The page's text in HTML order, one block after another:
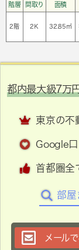
階層 間取り 面積
2階 2Ｋ 32.85㎡
都内最大級7万
東京の不
Google
首都圏全
部屋
メール